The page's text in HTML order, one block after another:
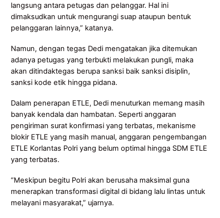
langsung antara petugas dan pelanggar. Hal ini
dimaksudkan untuk mengurangi suap ataupun bentuk
pelanggaran lainnya,” katanya.
Namun, dengan tegas Dedi mengatakan jika ditemukan
adanya petugas yang terbukti melakukan pungli, maka
akan ditindaktegas berupa sanksi baik sanksi disiplin,
sanksi kode etik hingga pidana.
Dalam penerapan ETLE, Dedi menuturkan memang masih
banyak kendala dan hambatan. Seperti anggaran
pengiriman surat konfirmasi yang terbatas, mekanisme
blokir ETLE yang masih manual, anggaran pengembangan
ETLE Korlantas Polri yang belum optimal hingga SDM ETLE
yang terbatas.
“Meskipun begitu Polri akan berusaha maksimal guna
menerapkan transformasi digital di bidang lalu lintas untuk
melayani masyarakat,” ujarnya.